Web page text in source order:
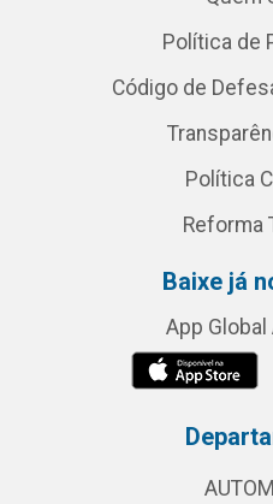
Política de
Código de
Política
Reforma
Baixe já
App